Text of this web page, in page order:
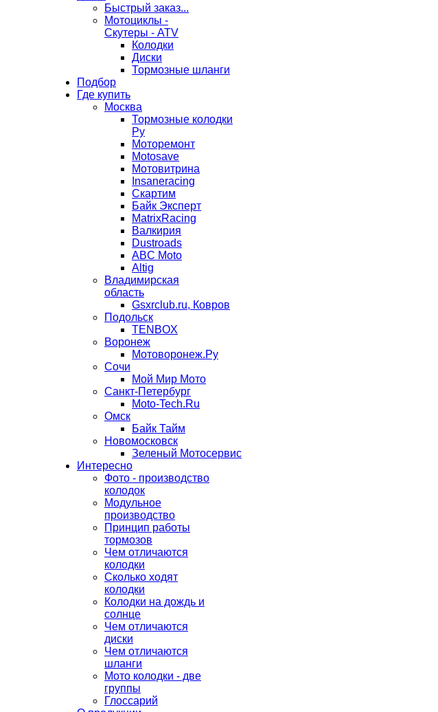
Быстрый заказ...
Мотоциклы -
Скутеры - ATV
Колодки
Диски
Тормозные шланги
Подбор
Где купить
Москва
Тормозные колодки
Ру
Моторемонт
Motosave
Мотовитрина
Insaneracing
Скартим
Байк Эксперт
MatrixRacing
Валкирия
Dustroads
ABC Moto
Altig
Владимирская
область
Gsxrclub.ru, Ковров
Подольск
TENBOX
Воронеж
Мотоворонеж.Ру
Сочи
Мой Мир Мото
Санкт-Петербург
Moto-Tech.Ru
Омск
Байк Тайм
Новомосковск
Зеленый Мотосервис
Интересно
Фото - производство
колодок
Модульное
производство
Принцип работы
тормозов
Чем отличаются
колодки
Сколько ходят
колодки
Колодки на дождь и
солнце
Чем отличаются
диски
Чем отличаются
шланги
Мото колодки - две
группы
Глоссарий